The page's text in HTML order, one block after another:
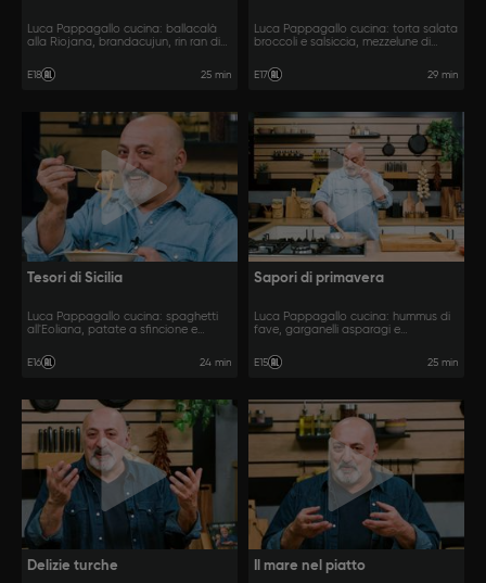
Luca Pappagallo cucina: ballacalà
alla Riojana, brandacujun, rin ran di
E18 25 min
Luca Pappagallo cucina: torta salata
broccoli e salsiccia, mezzelune di
E17 29 min
Tesori di Sicilia
Luca Pappagallo cucina: spaghetti
all'Eoliana, patate a sfincione e
E16 24 min
Sapori di primavera
Luca Pappagallo cucina: hummus di
fave, garganelli asparagi e
E15 25 min
Delizie turche Il mare nel piatto